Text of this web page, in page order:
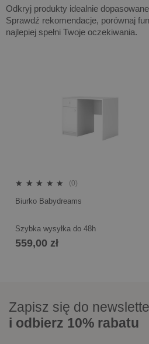
Odkryj produkty idealnie
Sprawdź rekomendacje, porównaj
najlepiej spełni Twoje oczekiwania.
(0)
Biurko Babydreams
Szybka wysyłka do 48h
559,00 zł
Zapisz się do
i odbierz 10% rabatu